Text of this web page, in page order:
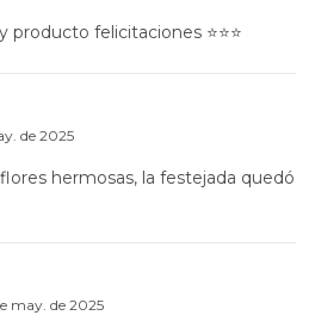
felicitaciones ⭐️⭐️⭐️
de 2025
hermosas, la festejada quedó
may. de 2025